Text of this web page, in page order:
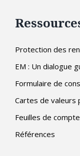
Protection des
EM : Un dialogue
Formulaire de
Cartes de valeurs
Feuilles de
Références